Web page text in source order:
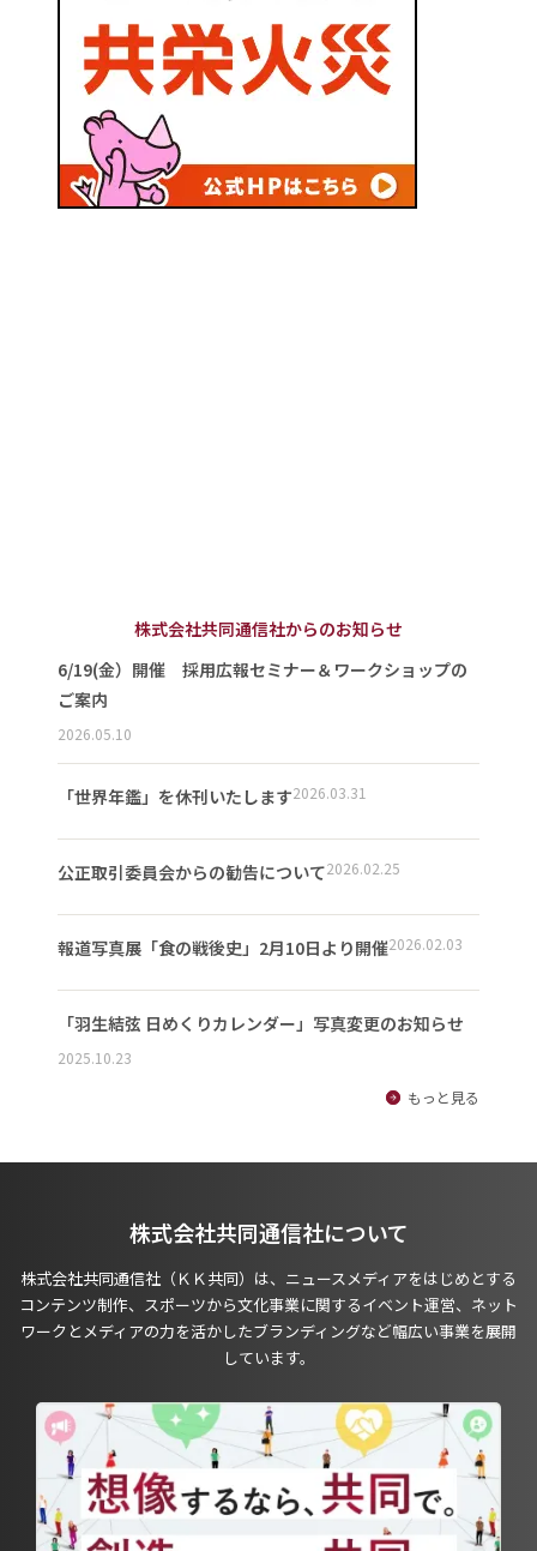
株式会社共同通信社からのお知らせ
6/19(金）開催 採用広報セミナー＆ワークショップの
ご案内
2026.05.10
「世界年鑑」を休刊いたします2026.03.31
公正取引委員会からの勧告について2026.02.25
報道写真展「食の戦後史」2月10日より開催2026.02.03
「羽生結弦 日めくりカレンダー」写真変更のお知らせ
2025.10.23
もっと見る
株式会社共同通信社について
株式会社共同通信社（ＫＫ共同）は、ニュースメディアをはじめとする
コンテンツ制作、スポーツから文化事業に関するイベント運営、ネット
ワークとメディアの力を活かしたブランディングなど幅広い事業を展開
しています。